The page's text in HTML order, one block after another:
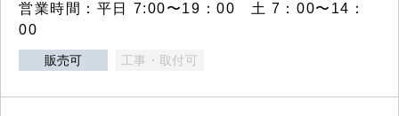
営業時間：平日 7:00〜19：00 土 7：00〜14：
00
販売可 工事・取付可